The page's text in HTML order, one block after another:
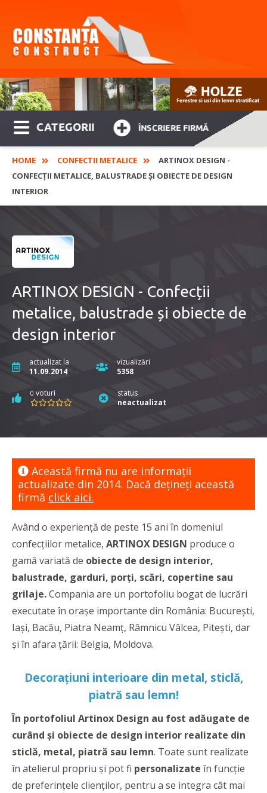
CATEGORII ÎNSCRIERE FIRMĂ
HOME CONFECTII METALICE
ARTINOX DESIGN -
CONFECȚII METALICE, BALUSTRADE ȘI OBIECTE DE DESIGN
INTERIOR
ARTINOX DESIGN - Confecții
metalice, balustrade și obiecte de
design interior
actualizat la
11.09.2014
vizualizări
5358
0 voturi
status
neactualizat
Această firmă nu are informaţii
actualizate din 2014. Dacă dețineți această
firmă click aici.
Având o experiență de peste 15 ani în domeniul
confecțiilor metalice, ARTINOX DESIGN produce o
gamă variată de obiecte de design interior,
balustrade, garduri, porți, scări, copertine sau
grilaje.Compania are un portofoliu bogat de lucrări
executate în orașe importante din România: București,
Iași, Bacău, Piatra Neamț, Râmnicu Vâlcea, Pitești, dar
și în afara țării: Belgia, Moldova.
Decorațiuni interioare din metal, sticlă,
piatră sau lemn!
În portofoliul Artinox Design au fost adăugate de
curând și obiecte de design interior realizate din
sticlă, metal, piatră sau lemn. Toate sunt realizate
în atelierul propriu și pot fi personalizate în funcție
de preferințele clienților, pentru a se integra cât mai